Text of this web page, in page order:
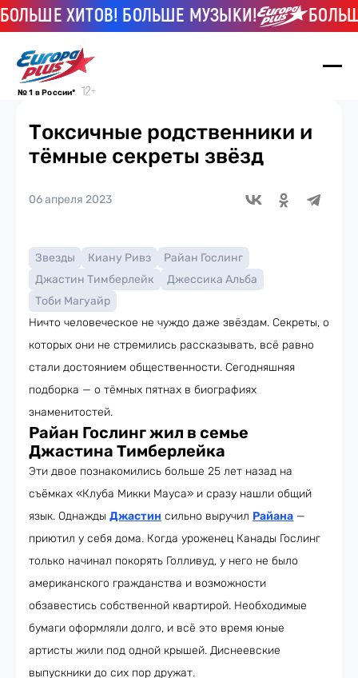
ХИТОВ! БОЛЬШЕ МУЗЫКИ! БОЛЬШЕ
№ 1 в России*
Токсичные родственники и
тёмные секреты звёзд
06 апреля 2023
Звезды Киану Ривз
Райан Гослинг
Джастин Тимберлейк
Джессика Альба
Тоби Магуайр
Ничто человеческое не чуждо даже звёздам. Секреты, о
которых они не стремились рассказывать, всё равно
стали достоянием общественности. Сегодняшняя
подборка — о тёмных пятнах в биографиях
знаменитостей.
Райан Гослинг жил в семье
Джастина Тимберлейка
Эти двое познакомились больше 25 лет назад на
съёмках «Клуба Микки Мауса» и сразу нашли общий
язык. Однажды Джастин сильно выручил Райана —
приютил у себя дома. Когда уроженец Канады Гослинг
только начинал покорять Голливуд, у него не было
американского гражданства и возможности
обзавестись собственной квартирой. Необходимые
бумаги оформляли долго, и всё это время юные
артисты жили под одной крышей. Диснеевские
выпускники до сих пор дружат.